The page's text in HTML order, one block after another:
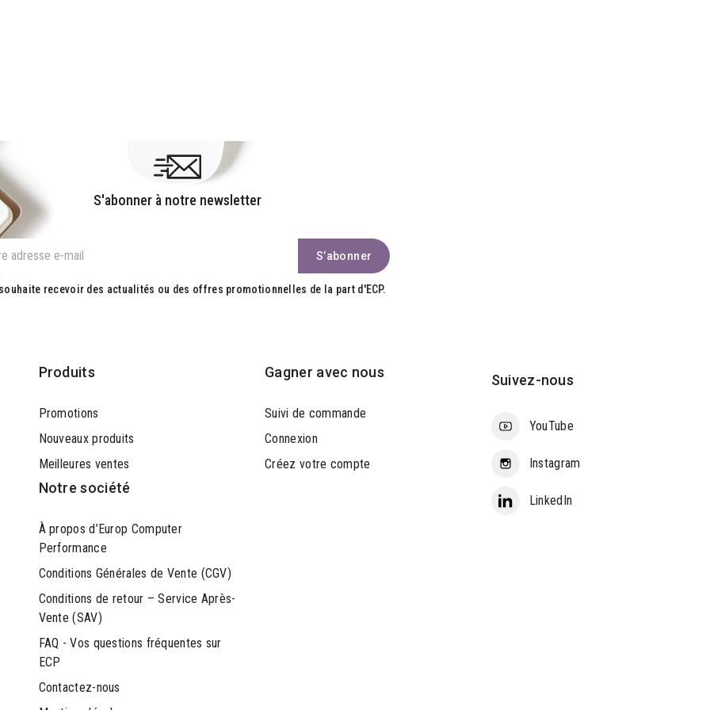
S'abonner à notre newsletter
recevoir des actualités ou des offres promotionnelles de la part d'ECP.
Produits
Promotions
Nouveaux produits
Meilleures ventes
Notre société
À propos d’Europ Computer
Performance
Conditions Générales de Vente (CGV)
Conditions de retour – Service Après-
Vente (SAV)
FAQ - Vos questions fréquentes sur
ECP
Contactez-nous
Gagner avec nous
Suivi de commande
Connexion
Créez votre compte
Suivez-nous
YouTube
Instagram
LinkedIn